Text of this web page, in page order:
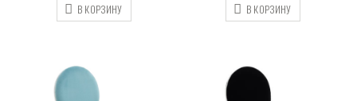
В КОРЗИНУ В КОРЗИНУ